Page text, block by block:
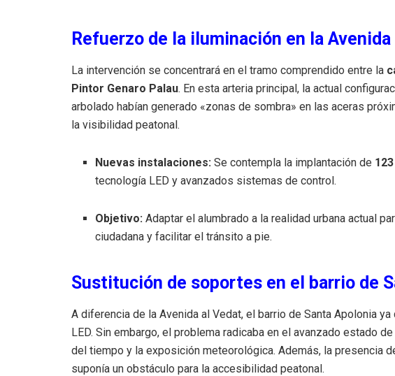
Refuerzo de la iluminación en la
La intervención se concentrará en el tramo comprendido entre la
Pintor Genaro Palau. En esta arteria principal, la actual
arbolado habían generado «zonas de sombra» en las aceras
la visibilidad peatonal.
Nuevas instalaciones: Se contempla la implantación de
tecnología LED y avanzados sistemas de control.
Objetivo: Adaptar el alumbrado a la realidad urbana actual
ciudadana y facilitar el tránsito a pie.
Sustitución de soportes en el barrio de
A diferencia de la Avenida al Vedat, el barrio de Santa Apolonia
LED. Sin embargo, el problema radicaba en el avanzado estado
del tiempo y la exposición meteorológica. Además, la presencia
suponía un obstáculo para la accesibilidad peatonal.